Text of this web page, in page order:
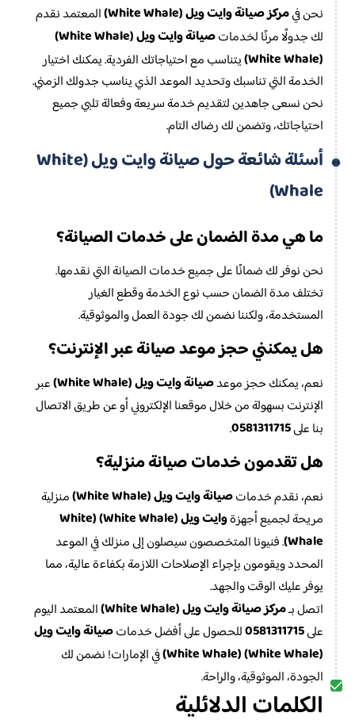
نحن فيمركز صيانة وايت ويل (White Whale)
المعتمد نقدم
لك جدولًا مرنًا لخدمات
صيانة وايت ويل (White Whale)
(White Whale)
يتناسب مع احتياجاتك الفردية. يمكنك اختيار
الخدمة التي تناسبك وتحديد الموعد الذي يناسب جدولك الزمني.
نحن نسعى جاهدين لتقديم خدمة سريعة وفعالة تلبي جميع
احتياجاتك، وتضمن لك رضاك التام.
أسئلة شائعة حول صيانة وايت ويل (White
Whale)
ما هي مدة الضمان على خدمات الصيانة؟
نحن نوفر لك ضمانًا على جميع خدمات الصيانة التي نقدمها.
تختلف مدة الضمان حسب نوع الخدمة وقطع الغيار
المستخدمة، ولكننا نضمن لك جودة العمل والموثوقية.
هل يمكنني حجز موعد صيانة عبر الإنترنت؟
نعم، يمكنك حجز موعدصيانة وايت ويل (White Whale)
عبر
الإنترنت بسهولة من خلال موقعنا الإلكتروني أو عن طريق الاتصال
بنا على0581311715
.
هل تقدمون خدمات صيانة منزلية؟
نعم، نقدم خدماتصيانة وايت ويل (White Whale)
منزلية
مريحة لجميع أجهزة
وايت ويل (White Whale) (White
Whale). فنيونا المتخصصون سيصلون إلى منزلك في الموعد
المحدد ويقومون بإجراء الإصلاحات اللازمة بكفاءة عالية، مما
يوفر عليك الوقت والجهد.
اتصل بـمركز صيانة وايت ويل (White Whale)
المعتمد اليوم
على0581311715للحصول على أفضل خدماتصيانة وايت ويل
(White Whale) (White Whale)
في الإمارات! نضمن لك
الجودة، الموثوقية، والراحة.
الكلمات الدلائلية